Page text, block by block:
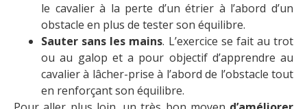
le cavalier à la perte d’un étrier à l’abord d’un
obstacle en plus de tester son équilibre.
Sauter sans les mains. L’exercice se fait au trot
ou au galop et a pour objectif d’apprendre au
cavalier à lâcher-prise à l’abord de l’obstacle tout
en renforçant son équilibre.